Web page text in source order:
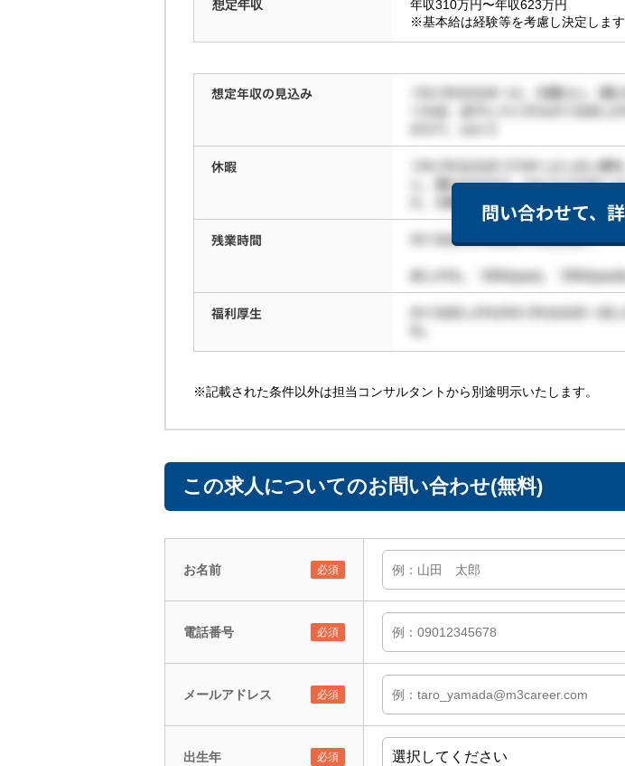
想定年収
年収310万円〜年収623万円
※基本給は経験等を考慮し決定します
※記載された条件以外は担当コンサルタントから別途明示いたします。
この求人についてのお問い合わせ(無料)
お名前
電話番号
メールアドレス
出生年